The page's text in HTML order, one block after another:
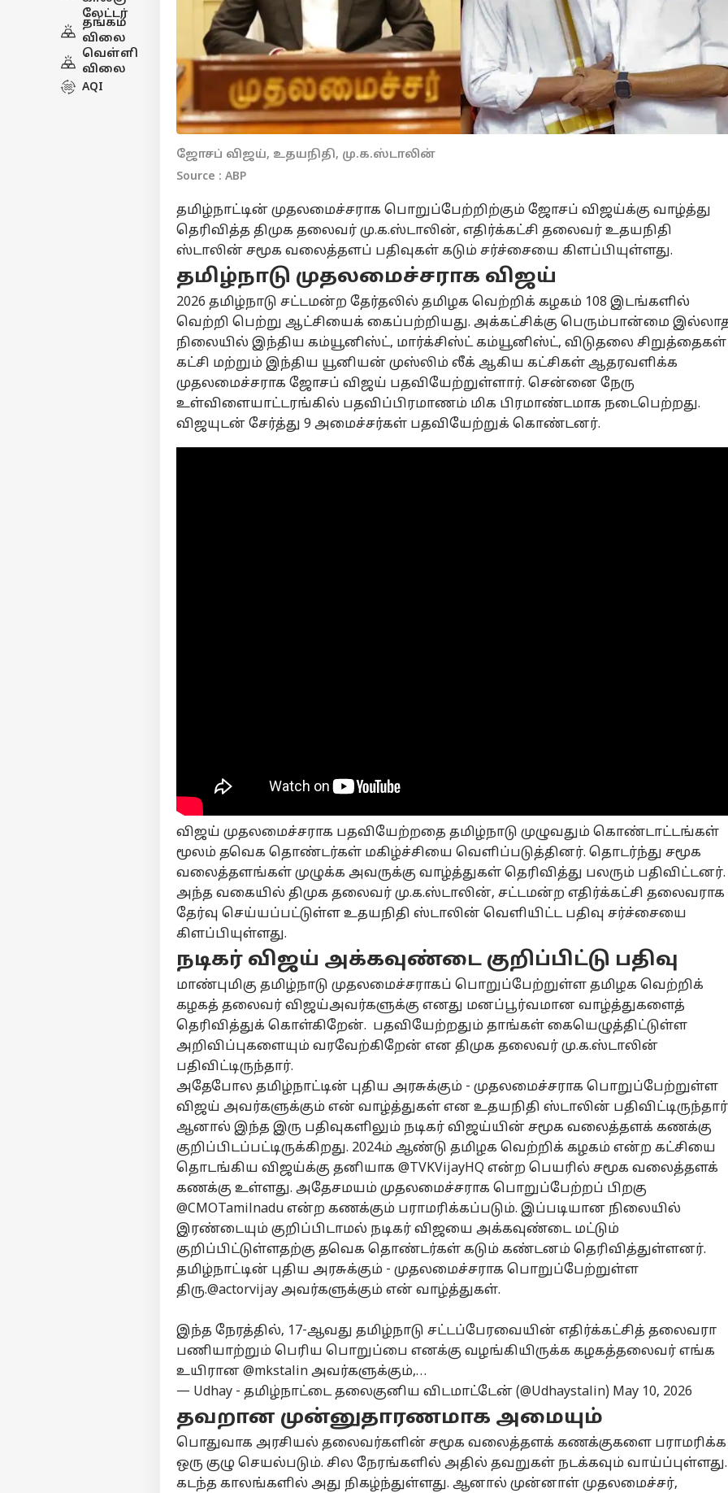
லேட்டர்
தங்கம்
விலை
வெள்ளி
விலை
AQI
ஜோசப் விஜய், உதயநிதி, மு.க.ஸ்டாலின்
Source : ABP
தமிழ்நாட்டின் முதலமைச்சராக பொறுப்பேற்றிற்கும் ஜோசப் விஜய்க்கு வாழ்த்து
தெரிவித்த திமுக தலைவர் மு.க.ஸ்டாலின், எதிர்க்கட்சி தலைவர் உதயநிதி
ஸ்டாலின் சமூக வலைத்தளப் பதிவுகள் கடும் சர்ச்சையை கிளப்பியுள்ளது.
தமிழ்நாடு முதலமைச்சராக விஜய்
2026 தமிழ்நாடு சட்டமன்ற தேர்தலில் தமிழக வெற்றிக் கழகம் 108 இடங்களில்
வெற்றி பெற்று ஆட்சியைக் கைப்பற்றியது. அக்கட்சிக்கு பெரும்பான்மை
நிலையில் இந்திய கம்யூனிஸ்ட், மார்க்சிஸ்ட் கம்யூனிஸ்ட், விடுதலை சிறுத்தைகள்
கட்சி மற்றும் இந்திய யூனியன் முஸ்லிம் லீக் ஆகிய கட்சிகள் ஆதரவளிக்க
முதலமைச்சராக ஜோசப் விஜய் பதவியேற்றுள்ளார். சென்னை நேரு
உள்விளையாட்டரங்கில் பதவிப்பிரமாணம் மிக பிரமாண்டமாக நடைபெற்றது.
விஜயுடன் சேர்த்து 9 அமைச்சர்கள் பதவியேற்றுக் கொண்டனர்.
விஜய் முதலமைச்சராக பதவியேற்றதை தமிழ்நாடு முழுவதும் கொண்டாட்டங்கள்
மூலம் தவெக தொண்டர்கள் மகிழ்ச்சியை வெளிப்படுத்தினர். தொடர்ந்து சமூக
வலைத்தளங்கள் முழுக்க அவருக்கு வாழ்த்துகள் தெரிவித்து பலரும் பதிவிட்டனர்.
அந்த வகையில் திமுக தலைவர் மு.க.ஸ்டாலின், சட்டமன்ற எதிர்க்கட்சி தலைவராக
தேர்வு செய்யப்பட்டுள்ள உதயநிதி ஸ்டாலின் வெளியிட்ட பதிவு சர்ச்சையை
கிளப்பியுள்ளது.
நடிகர் விஜய் அக்கவுண்டை குறிப்பிட்டு பதிவு
மாண்புமிகு தமிழ்நாடு முதலமைச்சராகப் பொறுப்பேற்றுள்ள தமிழக வெற்றிக்
கழகத் தலைவர் விஜய்அவர்களுக்கு எனது மனப்பூர்வமான வாழ்த்துகளைத்
தெரிவித்துக் கொள்கிறேன். பதவியேற்றதும் தாங்கள் கையெழுத்திட்டுள்ள
அறிவிப்புகளையும் வரவேற்கிறேன் என திமுக தலைவர் மு.க.ஸ்டாலின்
பதிவிட்டிருந்தார்.
அதேபோல தமிழ்நாட்டின் புதிய அரசுக்கும் - முதலமைச்சராக பொறுப்பேற்றுள்ள
விஜய் அவர்களுக்கும் என் வாழ்த்துகள் என உதயநிதி ஸ்டாலின்
ஆனால் இந்த இரு பதிவுகளிலும் நடிகர் விஜய்யின் சமூக வலைத்தளக் கணக்கு
குறிப்பிடப்பட்டிருக்கிறது. 2024ம் ஆண்டு தமிழக வெற்றிக் கழகம் என்ற கட்சியை
தொடங்கிய விஜய்க்கு தனியாக @TVKVijayHQ என்ற பெயரில் சமூக வலைத்தளக்
கணக்கு உள்ளது. அதேசமயம் முதலமைச்சராக பொறுப்பேற்றப் பிறகு
@CMOTamilnadu என்ற கணக்கும் பராமரிக்கப்படும். இப்படியான நிலையில்
இரண்டையும் குறிப்பிடாமல் நடிகர் விஜயை அக்கவுண்டை மட்டும்
குறிப்பிட்டுள்ளதற்கு தவெக தொண்டர்கள் கடும் கண்டனம் தெரிவித்துள்ளனர்.
தமிழ்நாட்டின் புதிய அரசுக்கும் - முதலமைச்சராக பொறுப்பேற்றுள்ள
திரு.@actorvijay அவர்களுக்கும் என் வாழ்த்துகள்.
இந்த நேரத்தில், 17-ஆவது தமிழ்நாடு சட்டப்பேரவையின் எதிர்க்கட்சித் தலைவரா
பணியாற்றும் பெரிய பொறுப்பை எனக்கு வழங்கியிருக்க கழகத்தலைவர் எங்க
உயிரான @mkstalin அவர்களுக்கும்,…
— Udhay - தமிழ்நாட்டை தலைகுனிய விடமாட்டேன் (@Udhaystalin) May 10, 2026
தவறான முன்னுதாரணமாக அமையும்
பொதுவாக அரசியல் தலைவர்களின் சமூக வலைத்தளக் கணக்குகளை பராமரிக்க
ஒரு குழு செயல்படும். சில நேரங்களில் அதில் தவறுகள் நடக்கவும் வாய்ப்புள்ளது.
கடந்த காலங்களில் அது நிகழ்ந்துள்ளது. ஆனால் முன்னாள் முதலமைச்சர்,
Hello Guest
எங்களிடம்
விளம்பரம் செய்ய
சுயவிவரம்
வேலைவாய்ப்புகள்
தொடர்புகொள்ள
கருத்துக்கேட்பு
தனியுரிமை
கொள்கை
LOGIN
பர்சனல் கார்னர்
முக்கிய கட்டுரைகள் டாப் ரீல்ஸ்
தமிழ்நாடு
CM Vijay VS DMK:
உதயநிதி
ஸ்டாலின் கைது..
திமுக-வினருக்கு
முதலமைச்சர்
வார்னிங்!
அரசியல்
தொடர்ச்சியான
ஆணவம், அழிவை
விரைவுபடுத்தும் .!
தவெகவின் பாசிச
தன்மைக்கு
மு.க.ஸ்டாலின்
தமிழ்நாடு
Udhayanithi:
உதயநிதி
ஸ்டாலினை ரிலீஸ்
பண்ணுங்க..
அதிரடி ஆர்டர்
அரசியல்
”உதயநிதி பேச்சை
திமுகவினர் வீட்டில்
போட்டு காட்ட
வேண்டும்” - தவெக
அமைச்சர் காட்டம்
ஆட்டோ
விக்டோரிஸ்-க்கு
நெருக்கடி
கொடுக்குமா
பேயான்.? மலிவு
விலையில்
சிறப்பான சம்பவம்
செய்யும்
ஹூண்டாய்
அரசியல்
உதயநிதியை
கைது செய்ய இது
தான் காரணம்.!
தவெக புகாரில்
இருப்பது என்ன.?